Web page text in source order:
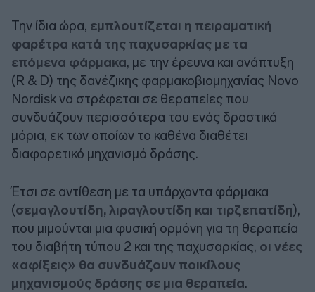
Την ίδια ώρα, εμπλουτίζεται η πειραματική
φαρέτρα κατά της παχυσαρκίας με τα
επόμενα φάρμακα, με την έρευνα και ανάπτυξη
(R & D) της δανέζικης φαρμακοβιομηχανίας Novo
Nordisk να στρέφεται σε θεραπείες που
συνδυάζουν περισσότερα του ενός δραστικά
μόρια, εκ των οποίων το καθένα διαθέτει
διαφορετικό μηχανισμό δράσης.
Έτσι σε αντίθεση με τα υπάρχοντα φάρμακα
(σεμαγλουτίδη, λιραγλουτίδη και τιρζεπατίδη),
που μιμούνται μια φυσική ορμόνη για τη θεραπεία
του διαβήτη τύπου 2 και της παχυσαρκίας, οι νέες
«αφίξεις» θα συνδυάζουν ποικίλους
μηχανισμούς δράσης σε μια θεραπεία.